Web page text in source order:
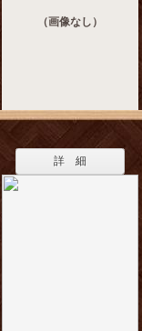
（画像なし）
詳 細